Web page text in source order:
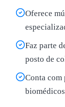
Oferece
Faz parte
posto de
Conta